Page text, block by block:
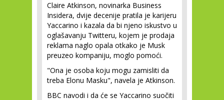
Claire Atkinson, novinarka Business
Insidera, dvije decenije pratila je karijeru
Yaccarino i kazala da bi njeno iskustvo u
oglašavanju Twitteru, kojem je prodaja
reklama naglo opala otkako je Musk
preuzeo kompaniju, moglo pomoći.
"Ona je osoba koju mogu zamisliti da
treba Elonu Masku", navela je Atkinson.
BBC navodi i da će se Yaccarino suočiti